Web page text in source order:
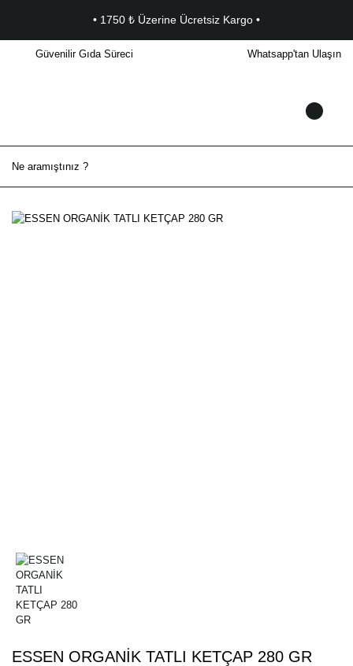
• 1750 ₺ Üzerine Ücretsiz Kargo •
Güvenilir Gıda Süreci Whatsapp'tan Ulaşın
ESSEN ORGANİK TATLI KETÇAP 280 GR